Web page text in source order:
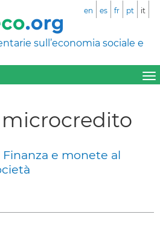
sull’economia sociale e
en es fr pt it
Finanza e monete al